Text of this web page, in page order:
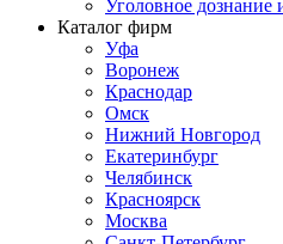
Уголовное дознание
Каталог фирм
Уфа
Воронеж
Краснодар
Омск
Нижний Новгород
Екатеринбург
Челябинск
Красноярск
Москва